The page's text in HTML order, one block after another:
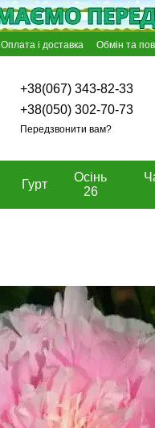
Оплата і доставка Обмін та
+38(067) 343-82-33
+38(050) 302-70-73
Передзвонити вам?
Гурт
Осінь
26